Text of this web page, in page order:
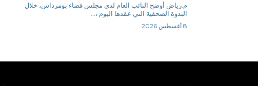
م.رياض أوضح النائب العام لدى مجلس قضاء بومرداس، خلال
الندوة الصحفية التي عقدها اليوم ،...
8 أغسطس 2026